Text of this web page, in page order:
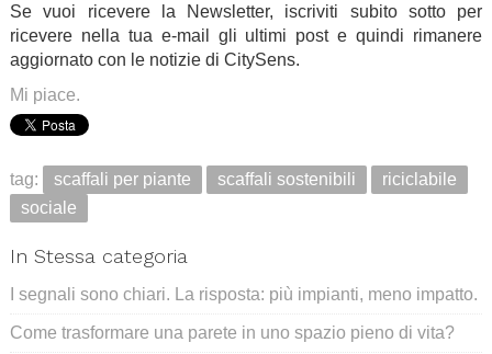
Se vuoi ricevere la Newsletter, iscriviti subito sotto per
ricevere nella tua e-mail gli ultimi post e quindi rimanere
aggiornato con le notizie di CitySens.
Mi piace.
tag: scaffali per piante scaffali sostenibili
riciclabile
sociale
In Stessa categoria
I segnali sono chiari. La risposta: più impianti, meno impatto.
Come trasformare una parete in uno spazio pieno di vita?